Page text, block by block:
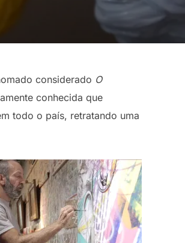
considerado O
conhecida que
todo o país, retratando uma